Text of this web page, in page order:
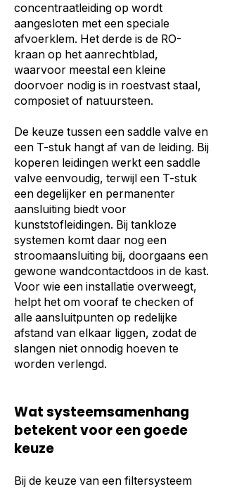
concentraatleiding op wordt
aangesloten met een speciale
afvoerklem. Het derde is de RO-
kraan op het aanrechtblad,
waarvoor meestal een kleine
doorvoer nodig is in roestvast staal,
composiet of natuursteen.
De keuze tussen een saddle valve en
een T-stuk hangt af van de leiding. Bij
koperen leidingen werkt een saddle
valve eenvoudig, terwijl een T-stuk
een degelijker en permanenter
aansluiting biedt voor
kunststofleidingen. Bij tankloze
systemen komt daar nog een
stroomaansluiting bij, doorgaans een
gewone wandcontactdoos in de kast.
Voor wie een installatie overweegt,
helpt het om vooraf te checken of
alle aansluitpunten op redelijke
afstand van elkaar liggen, zodat de
slangen niet onnodig hoeven te
worden verlengd.
Wat systeemsamenhang
betekent voor een goede
keuze
Bij de keuze van een filtersysteem